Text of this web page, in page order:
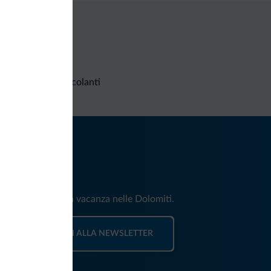
Richieste non vincolanti
news per la tua vacanza nelle Dolomiti.
ISCRIVITI ALLA NEWSLETTER